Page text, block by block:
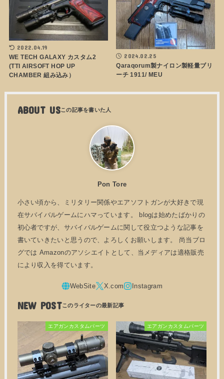
2022.04.19
WE TECH GALAXY カスタム2
(TTI AIRSOFT HOP UP
CHAMBER 組み込み）
2024.02.25
Qaraqorum製ナイロン製軽量ブリ
ーチ 1911/ MEU
ABOUT US
Pon Tore
小さい頃から、ミリタリー関係やエアソフトガンが大好きで現
在サバイバルゲームにハマっています。 blogは始めたばかりの
初心者ですが、サバイバルゲームに関して役立つような記事を
書いていきたいと思うので、よろしくお願いします。 尚当ブロ
グでは Amazonのアソシエイトとして、当メディアは適格販売
により収入を得ています。
NEW POST
エアガンカスタムパーツ エアガンカスタムパーツ